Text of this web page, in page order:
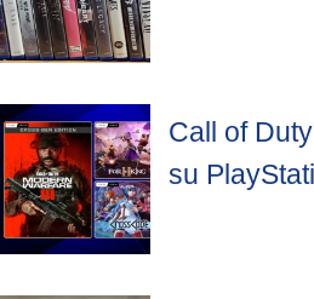
Call of
su